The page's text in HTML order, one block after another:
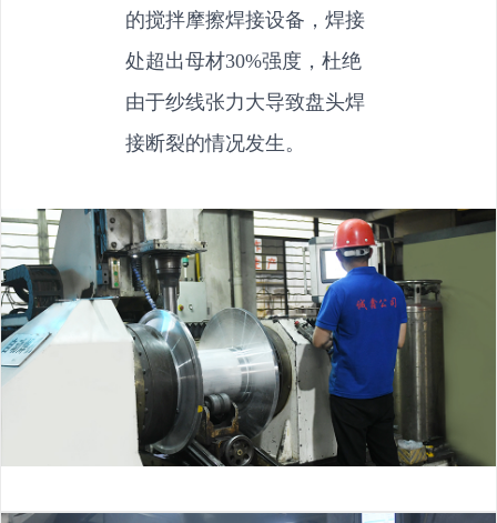
的搅拌摩擦焊接设备，焊接
处超出母材30%强度，杜绝
由于纱线张力大导致盘头焊
接断裂的情况发生。